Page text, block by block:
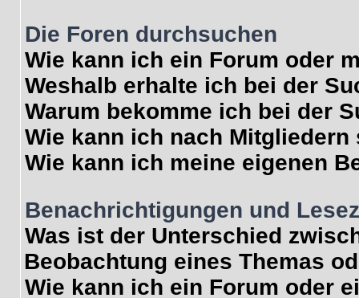
Die Foren durchsuchen
Wie kann ich ein Forum oder
Weshalb erhalte ich bei der
Warum bekomme ich bei der
Wie kann ich nach Mitgliedern
Wie kann ich meine eigenen
Benachrichtigungen und
Was ist der Unterschied
Beobachtung eines Themas
Wie kann ich ein Forum oder